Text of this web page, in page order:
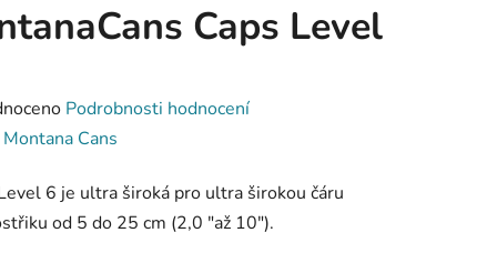
Caps Level
Podrobnosti hodnocení
Montana Cans
6 je ultra široká pro ultra širokou čáru
od 5 do 25 cm (2,0 "až 10").